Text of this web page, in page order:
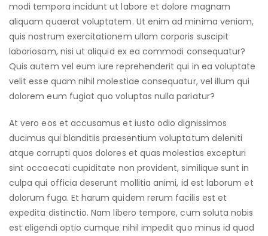
modi tempora incidunt ut labore et dolore magnam
aliquam quaerat voluptatem. Ut enim ad minima veniam,
quis nostrum exercitationem ullam corporis suscipit
laboriosam, nisi ut aliquid ex ea commodi consequatur?
Quis autem vel eum iure reprehenderit qui in ea voluptate
velit esse quam nihil molestiae consequatur, vel illum qui
dolorem eum fugiat quo voluptas nulla pariatur?
At vero eos et accusamus et iusto odio dignissimos
ducimus qui blanditiis praesentium voluptatum deleniti
atque corrupti quos dolores et quas molestias excepturi
sint occaecati cupiditate non provident, similique sunt in
culpa qui officia deserunt mollitia animi, id est laborum et
dolorum fuga. Et harum quidem rerum facilis est et
expedita distinctio. Nam libero tempore, cum soluta nobis
est eligendi optio cumque nihil impedit quo minus id quod